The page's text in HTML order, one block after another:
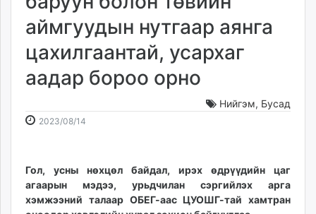
dorgio.mn
Gogo.mn
caak.mn
news.mn
Baabar.mn
mnb.mn
Livetv.mn
аймгуудын нутгаар аянга
цахилгаантай, усархаг
аадар бороо орно
Нийгэм, Бусад
2023/08/14
16:07:06
04:06:43
Гол, усны нөхцөл байдал, ирэх өдрүүдийн цаг
агаарын мэдээ, урьдчилан сэргийлэх арга
хэмжээний талаар ОБЕГ-аас ЦУОШГ-тай хамтран